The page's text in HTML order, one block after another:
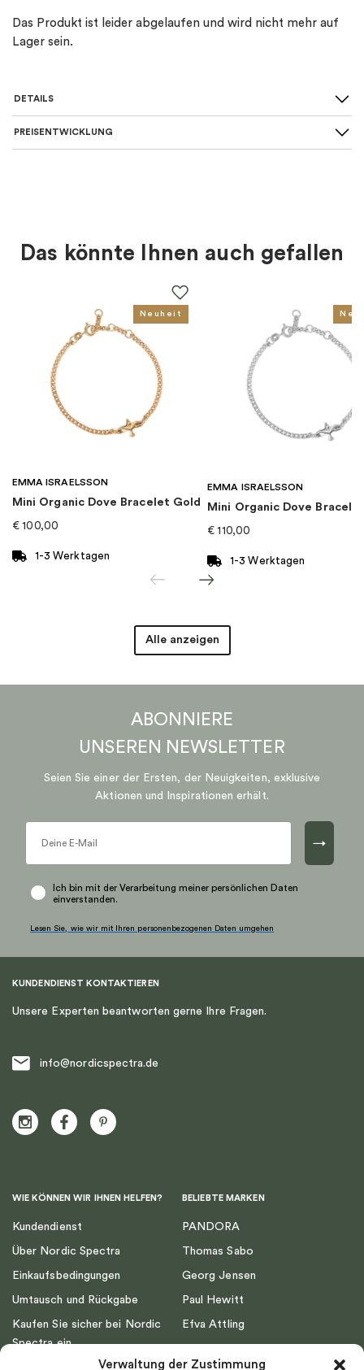
Verwaltung der Zustimmung
Das Produkt ist leider abgelaufen und wird nicht mehr auf
Lager sein.
DETAILS
SKU
Damen, Kinder
EAN: 5700302923056
Kollektion Disney x Pandora
Marke:
PREISENTWICKLUNG
Das könnte Ihnen auch gefallen
Neuheit
EMMA ISRAELSSON
Mini Organic Dove Bracelet Gold
€ 100,00
1-3 Werktagen
EMMA ISRAELSSON
Mini Organic Dove
€ 110,00
1-3 Werktagen
Alle anzeigen
ABONNIERE
UNSEREN NEWSLETTER
Seien Sie einer der Ersten, der Neuigkeiten, exklusive
Aktionen und Inspirationen erhält.
→
Ich bin mit der Verarbeitung meiner persönlichen Daten
einverstanden.
Lesen Sie, wie wir mit Ihren personenbezogenen Daten umgehen
KUNDENDIENST KONTAKTIEREN
Unsere Experten beantworten gerne Ihre Fragen.
info@nordicspectra.de
WIE KÖNNEN WIR IHNEN HELFEN?
Kundendienst
Über Nordic Spectra
Einkaufsbedingungen
Umtausch und Rückgabe
Kaufen Sie sicher bei Nordic
Spectra ein
BELIEBTE MARKEN
PANDORA
Thomas Sabo
Georg Jensen
Paul Hewitt
Efva Attling